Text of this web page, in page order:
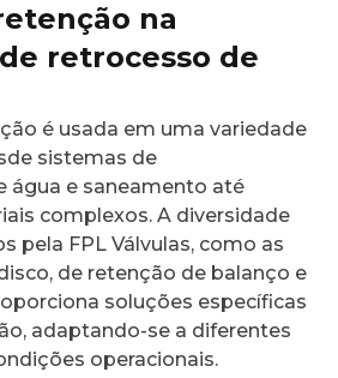
na
retrocesso de
é usada em uma variedade
sistemas de
água e saneamento até
complexos. A diversidade
pela FPL Válvulas, como as
de retenção de balanço e
soluções específicas
adaptando-se a diferentes
operacionais.